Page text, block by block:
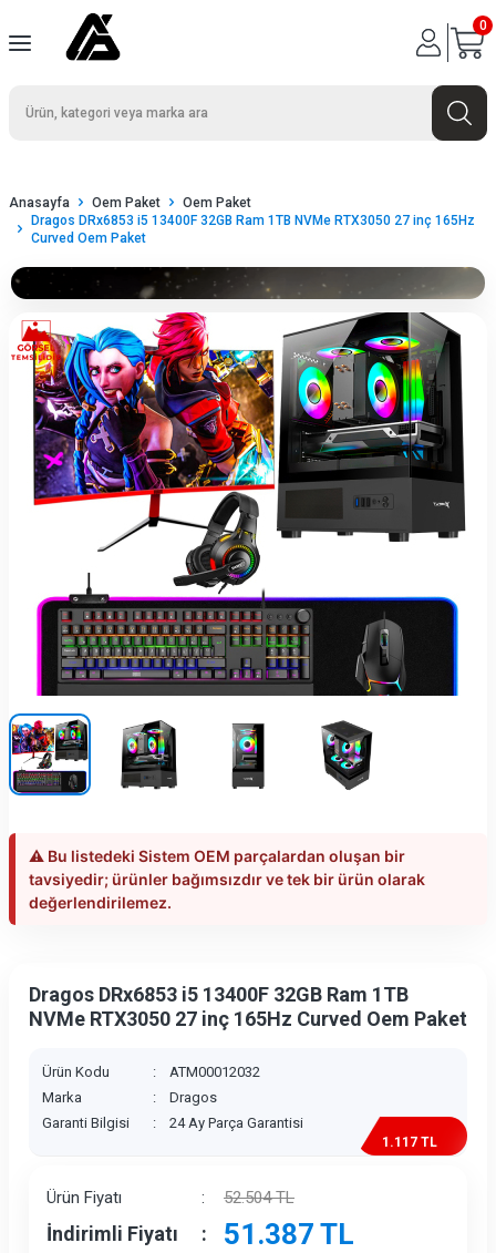
0
Anasayfa Oem Paket
Oem Paket
Dragos DRx6853 i5 13400F 32GB Ram 1TB NVMe RTX3050 27 inç 165Hz
Curved Oem Paket
⚠️ Bu listedeki Sistem OEM parçalardan oluşan bir
tavsiyedir; ürünler bağımsızdır ve tek bir ürün olarak
değerlendirilemez.
Dragos DRx6853 i5 13400F 32GB Ram 1TB
NVMe RTX3050 27 inç 165Hz Curved Oem Paket
Ürün Kodu :
ATM00012032
Marka
:
Dragos
Garanti Bilgisi
: 24 Ay Parça Garantisi
1.117 TL
Ürün Fiyatı : 52.504TL
İndirimli Fiyatı : 51.387 TL